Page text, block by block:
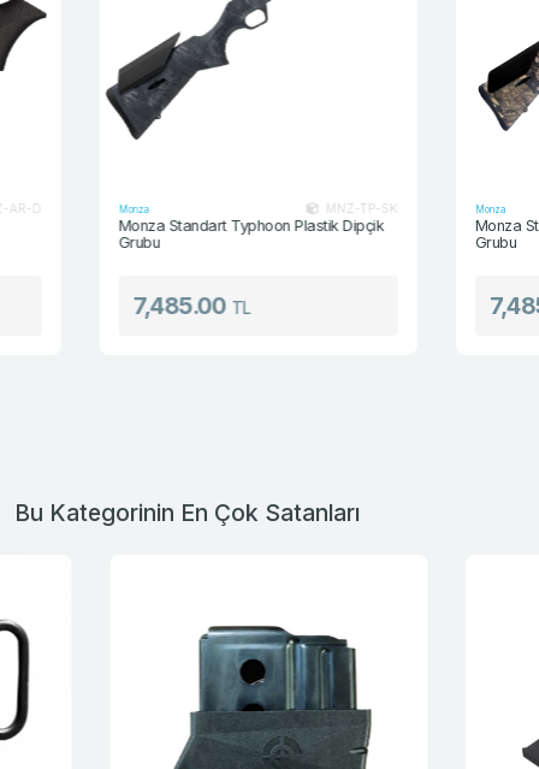
MNZ-TP-SK
Monza Standart Typhoon Plastik Dipçik
7,485.00TL
Monza
7,485.00
Bu Kategorinin En Çok Satanları